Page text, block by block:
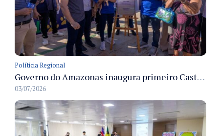
Políticia Regional
Governo do Amazonas inaugura primeiro Castramóvel Fluvial para atendimento veterinário às comunidades ribeirinhas e castração gratuita
03/07/2026